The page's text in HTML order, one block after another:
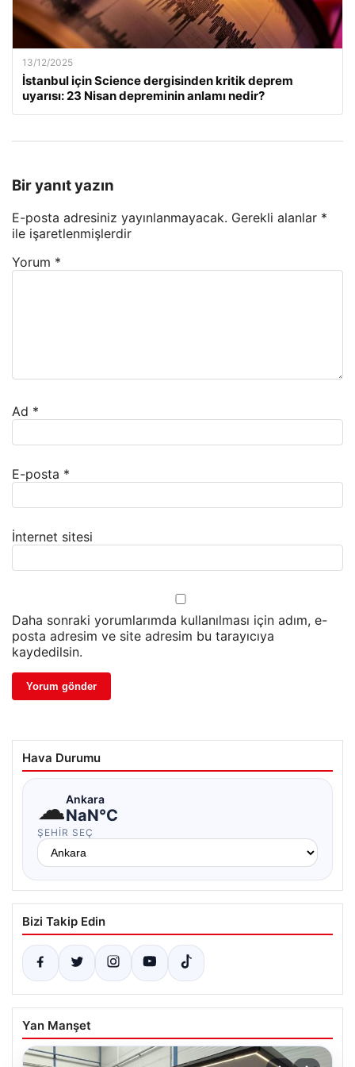
13/12/2025
İstanbul için Science dergisinden kritik deprem
uyarısı: 23 Nisan depreminin anlamı nedir?
Bir yanıt yazın
E-posta adresiniz yayınlanmayacak. Gerekli alanlar *
ile işaretlenmişlerdir
Yorum *
Ad *
E-posta *
İnternet sitesi
Daha sonraki yorumlarımda kullanılması için adım, e-
posta adresim ve site adresim bu tarayıcıya
kaydedilsin.
Hava Durumu
☁Ankara
NaN°C
ŞEHIR SEÇ
Bizi Takip Edin
Yan Manşet